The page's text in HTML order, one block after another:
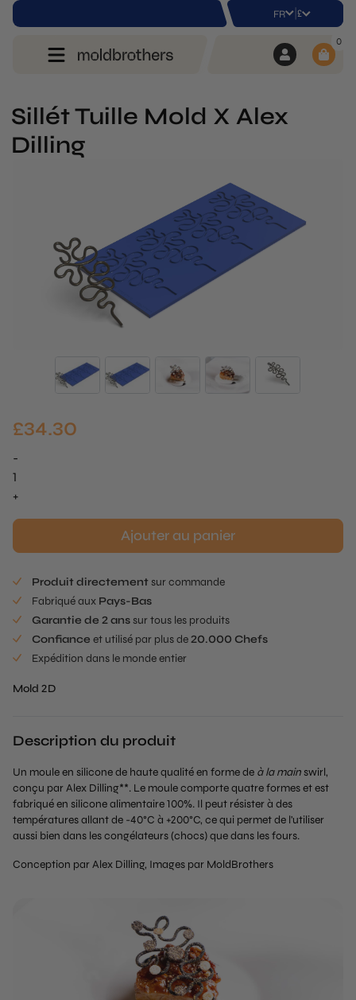
FR | £
0
Sillét Tuille Mold X Alex
Dilling
£34.30
-
quantité
de
Mold
Alex
Dilling
+
Ajouter au panier
Produit directementsur commande
Fabriqué aux Pays-Bas
Garantie de 2 anssur tous les produits
Confiance et utilisé par plus de20.000 Chefs
Expédition dans le monde entier
Mold 2D
Description du produit
Un moule en silicone de haute qualité en forme de à la mainswirl,
conçu par Alex Dilling**. Le moule comporte quatre formes et est
fabriqué en silicone alimentaire 100%. Il peut résister à des
températures allant de -40°C à +200°C, ce qui permet de l'utiliser
aussi bien dans les congélateurs (chocs) que dans les fours.
Conception par Alex Dilling, Images par MoldBrothers